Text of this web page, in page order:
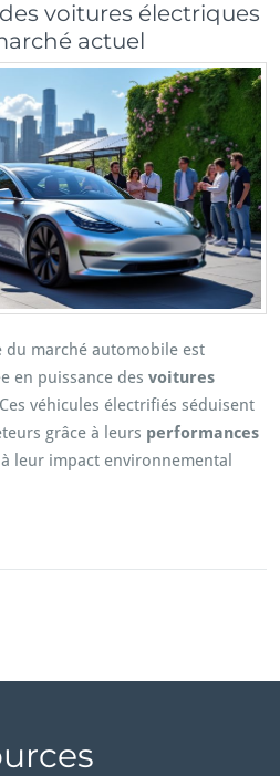
voitures électriques
actuel
du marché automobile est
en puissance des voitures
véhicules électrifiés séduisent
grâce à leurs performances
leur impact environnemental